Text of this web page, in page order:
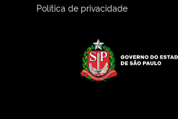
Política de privacidade